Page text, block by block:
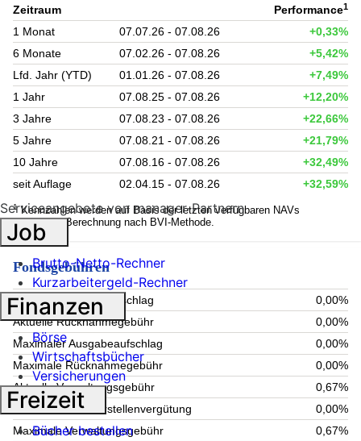
Zeitraum Performance1
1 Monat 07.07.26 - 07.08.26
+0,33%
6 Monate
07.02.26 - 07.08.26
+5,42%
Lfd. Jahr (YTD)
01.01.26 - 07.08.26
+7,49%
1 Jahr
07.08.25 - 07.08.26
+12,20%
3 Jahre
07.08.23 - 07.08.26
+22,66%
5 Jahre
07.08.21 - 07.08.26
+21,79%
10 Jahre
07.08.16 - 07.08.26
+32,49%
seit Auflage
02.04.15 - 07.08.26 +32,59%
1Kennzahlen werden auf Basis der letzten verfügbaren NAVs
berechnet. Berechnung nach BVI-Methode.
Fondsgebühren
Aktueller Ausgabeaufschlag
0,00%
Aktuelle Rücknahmegebühr
0,00%
Maximaler Ausgabeaufschlag
0,00%
Maximale Rücknahmegebühr
0,00%
Aktuelle Verwaltungsgebühr
0,67%
Maximale Verwahrstellenvergütung
0,00%
Maximale Verwaltungsgebühr
0,67%
Serviceangebote von manager-Partnern
Job
Brutto-Netto-Rechner
Kurzarbeitergeld-Rechner
Finanzen
Börse
Wirtschaftsbücher
Versicherungen
Freizeit
Bücher bestellen